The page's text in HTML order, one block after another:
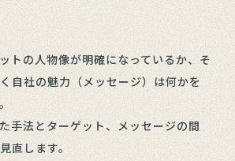
トの人物像が明確になっているか、そ
自社の魅力（メッセージ）は何かを
手法とターゲット、メッセージの間
直します。